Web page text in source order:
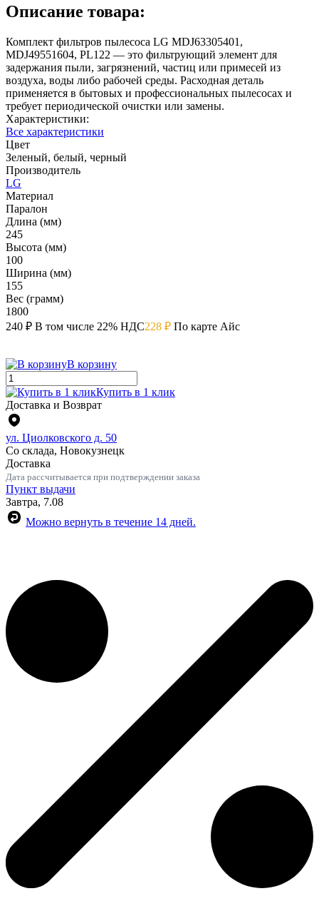
Описание товара:
Комплект фильтров пылесоса LG MDJ63305401,
MDJ49551604, PL122 — это фильтрующий элемент для
задержания пыли, загрязнений, частиц или примесей из
воздуха, воды либо рабочей среды. Расходная деталь
применяется в бытовых и профессиональных пылесосах и
требует периодической очистки или замены.
Характеристики:
Все характеристики
Цвет
Зеленый, белый, черный
Производитель
LG
Материал
Паралон
Длина (мм)
245
Высота (мм)
100
Ширина (мм)
155
Вес (грамм)
1800
240 ₽ В том числе 22% НДС228 ₽ По карте Айс
В корзину
Купить в 1 клик
Доставка и Возврат
ул. Циолковского д. 50
Со склада, Новокузнецк
Доставка
Дата рассчитывается при подтверждении заказа
Пункт выдачи
Завтра, 7.08
Можно вернуть в течение 14 дней.